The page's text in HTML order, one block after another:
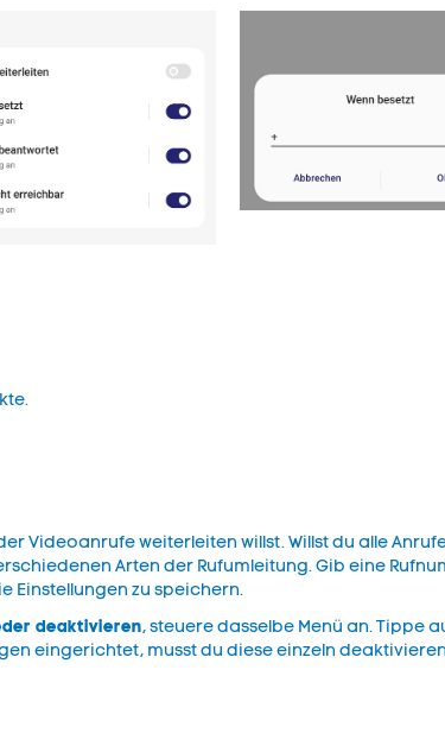
Videoanrufe weiterleiten willst. Willst du alle
Arten der Rufumleitung. Gib eine
Einstellungen zu speichern.
deaktivieren, steuere dasselbe Menü an. Tippe
eingerichtet, musst du diese einzeln